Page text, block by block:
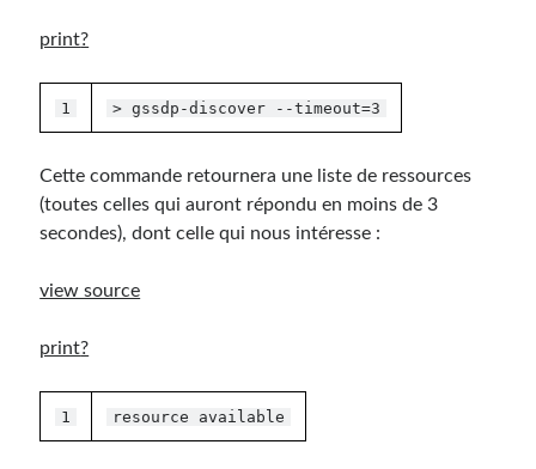
print?
1 > gssdp-discover --timeout=3
Cette commande retournera une liste de ressources
(toutes celles qui auront répondu en moins de 3
secondes), dont celle qui nous intéresse :
view source
print?
1 resource available